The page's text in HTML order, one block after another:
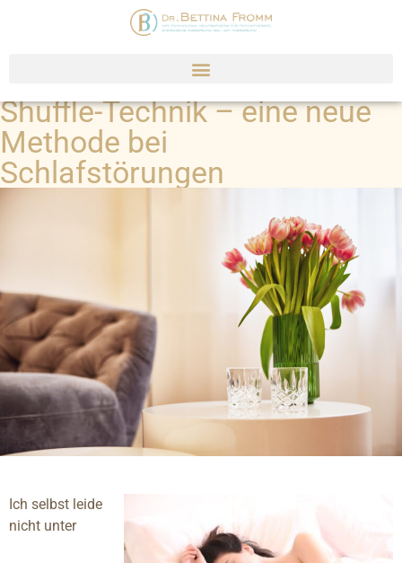
Shuffle-Technik – eine neue
Methode bei
Schlafstörungen
Ich selbst leide
nicht unter